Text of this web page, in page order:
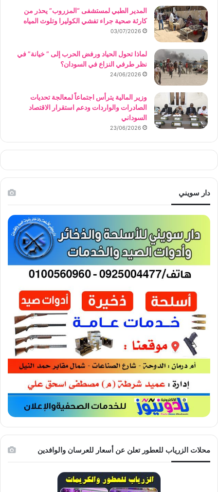
المدير الطبي لمستشفى “المزروب” يحذر من
كارثة صحية جراء تفشي الكوليرا وتلوث المياه
03/07/2026
لماذا تحول الحياد ورفض الحرب إلى ” خيانة” في
نظر طرفي النزاع في السودان؟
24/06/2026
وزير المالية يترأس اجتماعاً لمعالجة تحديات
الصادرات والواردات ودعم استقرار الاقتصاد
السوداني
23/06/2026
دار سويني
محلات الزرياب للعطور تعلن عن أسعار للعرسان والوافدين